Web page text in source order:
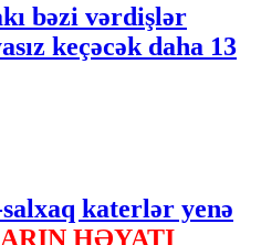
bəzi vərdişlər
keçəcək daha 13
katerlər yenə
HƏYATI